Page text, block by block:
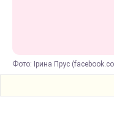
Фото: Ірина Прус